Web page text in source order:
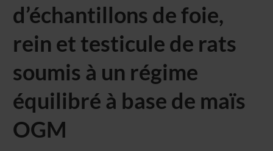
d’échantillons de foie,
rein et testicule de rats
soumis à un régime
équilibré à base de maïs
OGM